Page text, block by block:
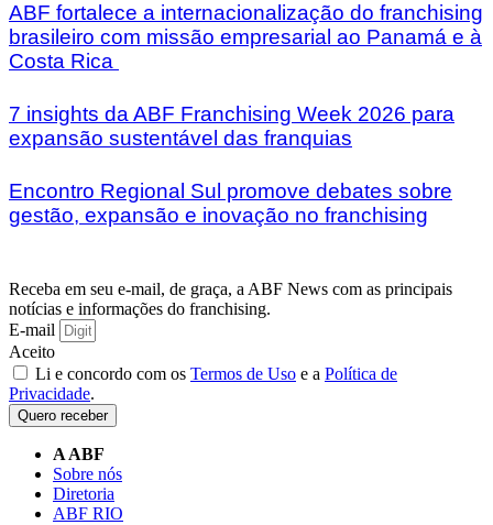
ABF fortalece a internacionalização do franchising
brasileiro com missão empresarial ao Panamá e à
Costa Rica
7 insights da ABF Franchising Week 2026 para
expansão sustentável das franquias
Encontro Regional Sul promove debates sobre
gestão, expansão e inovação no franchising
Receba em seu e-mail, de graça, a ABF News com as principais
notícias e informações do franchising.
E-mail
Aceito
Li e concordo com os Termos de Uso e a Política de
Privacidade.
Quero receber
A ABF
Sobre nós
Diretoria
ABF RIO